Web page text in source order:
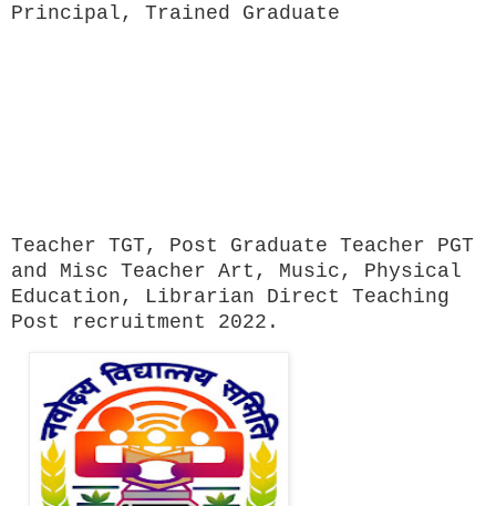
Principal, Trained Graduate
Teacher TGT, Post Graduate Teacher PGT
and Misc Teacher Art, Music, Physical
Education, Librarian Direct Teaching
Post recruitment 2022.